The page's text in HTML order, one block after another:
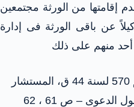
إقامتها من الورثة مجتمعين
عن باقى الورثة فى إدارة
أحد منهم على ذلك
نقض 21/6/1978 ، طعن رقم 570 لسنة 44 ق، المستشار
– ص 61 ، 62